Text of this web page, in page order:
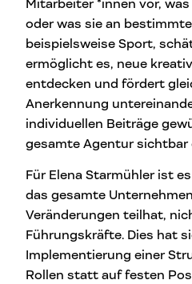
Mitarbeiter *innen vor,
oder was sie an
beispielsweise Sport,
ermöglicht es, neue
entdecken und fördert
Anerkennung
individuellen Beiträge
gesamte Agentur sichtbar
Für Elena Starmühler ist
das gesamte
Veränderungen teilhat,
Führungskräfte. Dies hat
Implementierung einer
Rollen statt auf festen